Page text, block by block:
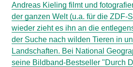
Andreas Kieling filmt und
der ganzen Welt (u.a. für die ZDF-
wieder zieht es ihn an die
der Suche nach wilden Tieren in
Landschaften. Bei National
seine Bildband-Bestseller "Durch